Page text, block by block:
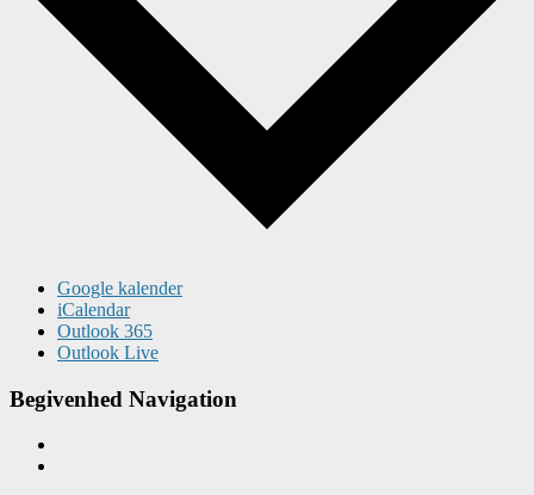
Google kalender
iCalendar
Outlook 365
Outlook Live
Begivenhed Navigation